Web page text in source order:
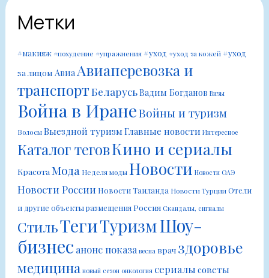
Метки
#макияж #похудение #упражнения #уход #уход за кожей #уход
за лицом Авиа Авиаперевозка и
транспортБеларусьВадим Богданов Визы
Война в ИранеВойны и туризм
ВолосыВыездной туризмГлавные новости Интересное
Каталог теговКино и сериалы
Красота Мода Неделя моды Новости Новости ОАЭ
Новости России Новости Таиланда Новости ТурцииОтели
и другие объекты размещенияРоссия Скандалы, сигналы
СтильТегиТуризмШоу-
бизнес анонс показа весна врач здоровье
медицина новый сезон онкология сериалы советы